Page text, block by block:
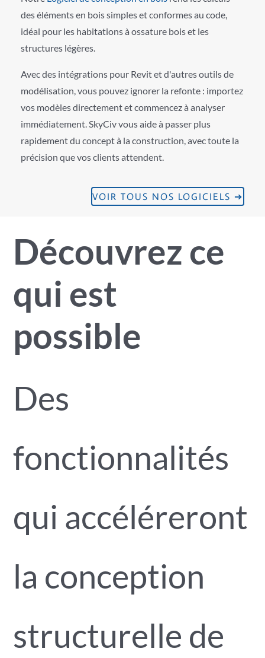
des éléments en bois simples et conformes au code,
idéal pour les habitations à ossature bois et les
structures légères.
Avec des intégrations pour Revit et d'autres outils de
modélisation, vous pouvez ignorer la refonte : importez
vos modèles directement et commencez à analyser
immédiatement. SkyCiv vous aide à passer plus
rapidement du concept à la construction, avec toute la
précision que vos clients attendent.
VOIR TOUS NOS LOGICIELS ➔
Découvrez ce
qui est
possible
Des
fonctionnalités
qui accéléreront
la conception
structurelle de